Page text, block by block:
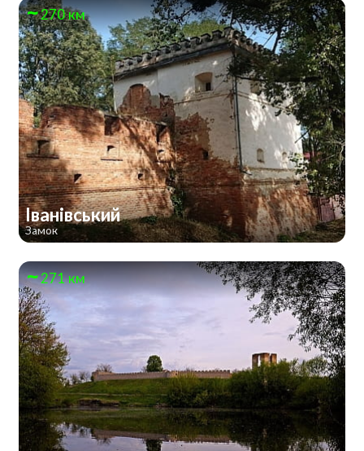
270 км
Іванівський
Замок
271 км